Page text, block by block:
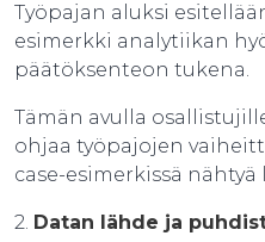
Työpajan aluksi
esimerkki analytiikan
päätöksenteon tukena.
Tämän avulla
ohjaa työpajojen
case-esimerkissä
2. Datan lähde ja